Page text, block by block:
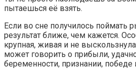
пытаешься её взять.
Если во сне получилось поймать
результат ближе, чем кажется.
крупная, живая и не
может говорить о прибыли,
беременности, признании,